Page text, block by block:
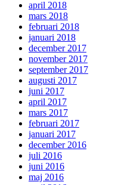
april 2018
mars 2018
februari 2018
januari 2018
december 2017
november 2017
september 2017
augusti 2017
juni 2017
april 2017
mars 2017
februari 2017
januari 2017
december 2016
juli 2016
juni 2016
maj 2016